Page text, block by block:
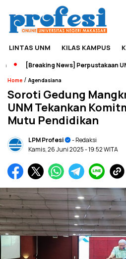
LINTAS UNM KILAS KAMPUS
[Breaking News] Perpustakaan UNM
Home /Agendasiana
Soroti Gedung
UNM Tekankan
Mutu Pendidikan
LPM Profesi
- Redaksi
Kamis, 26 Juni 2025- 19:52 WITA